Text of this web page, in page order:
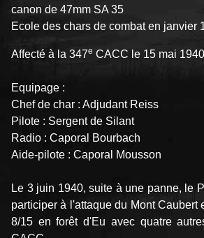
canon de 47mm SA 35
Ecole des chars de combat en janvier
Affecté à la 347e CACC le 15 mai
Equipage :
Chef de char : Adjudant Reiss
Pilote : Sergent de Silant
Radio : Caporal Bourbach
Aide-pilote : Caporal Mousson
Le 3 juin 1940, suite à une panne, le
participer à l'attaque du Mont Caubert
8/15 en forêt d'Eu avec quatre